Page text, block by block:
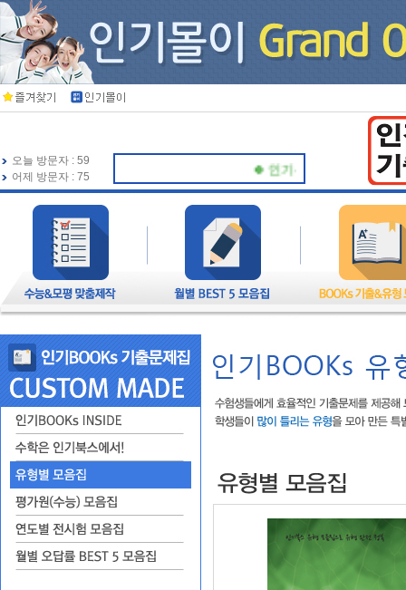
오늘 방문자 : 59
어제 방문자 : 75
🍀 인기북스가 항상 응원하겠